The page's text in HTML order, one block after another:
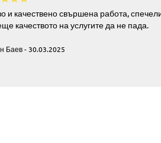
и качествено свършена работа,
качеството на услугите да не пада.
Баев - 30.03.2025